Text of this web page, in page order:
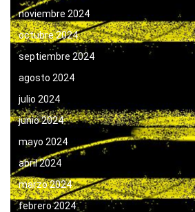
noviembre 2024
octubre 2024
septiembre 2024
agosto 2024
julio 2024
junio 2024
mayo 2024
abril 2024
marzo 2024
febrero 2024